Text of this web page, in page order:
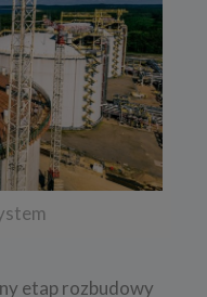
etap rozbudowy